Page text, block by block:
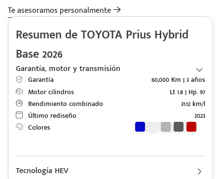
Te asesoramos personalmente
Resumen de TOYOTA Prius Hybrid
Base 2026
Garantía, motor y transmisión
Garantía
60,000 Km | 3 años
Motor cilindros
Lt 1.8 | Hp. 97
Rendimiento combinado
31.12 km/l
Último rediseño
2023
Colores
Tecnología HEV